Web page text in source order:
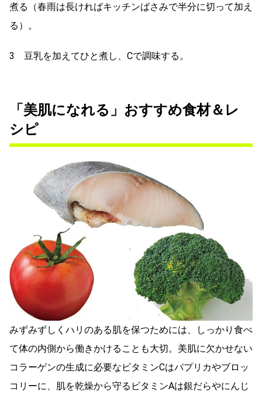
煮る（春雨は長ければキッチンばさみで半分に切って加え
る）。
3 豆乳を加えてひと煮し、Cで調味する。
「美肌になれる」おすすめ食材＆レ
シピ
みずみずしくハリのある肌を保つためには、しっかり食べ
て体の内側から働きかけることも大切。美肌に欠かせない
コラーゲンの生成に必要なビタミンCはパプリカやブロッ
コリーに、肌を乾燥から守るビタミンAは銀だらやにんじ